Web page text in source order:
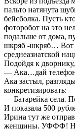
пальто натянута
бейсболка. Пусть
фоторобот на это
подальше от дома,
шкряб -шкряб… Вот
среднеазиатской
Подойдя к
— Ака…дай
Ака застыл,
конкретизировать:
— Батарейка села.
И показала 500
Ирина тут же
женщины. УФФФ! На